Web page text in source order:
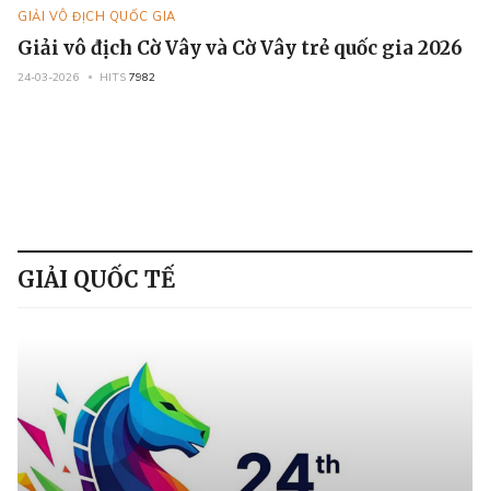
GIẢI VÔ ĐỊCH QUỐC GIA
Giải vô địch Cờ Vây và Cờ Vây trẻ quốc gia 2026
24-03-2026 HITS 7982
GIẢI QUỐC TẾ